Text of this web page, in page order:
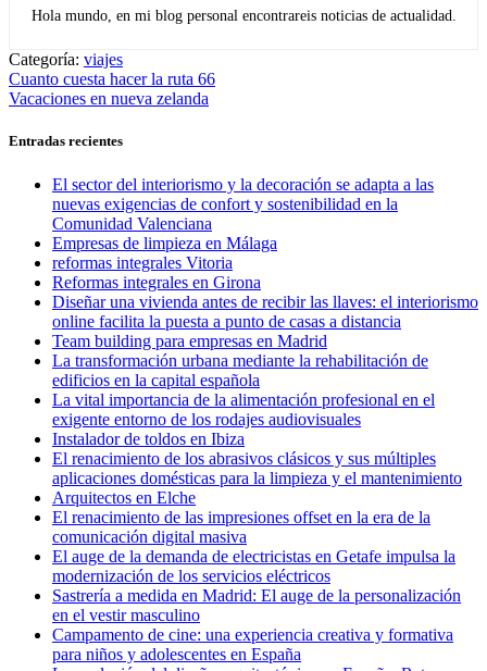
Hola mundo, en mi blog personal encontrareis noticias de actualidad.
Categoría: viajes
Navegación
de
entradas
Entrada
anterior:
Cuanto cuesta hacer la ruta 66
Entrada
Vacaciones en nueva zelanda
Entradas recientes
El sector del interiorismo y la decoración se adapta a las
nuevas exigencias de confort y sostenibilidad en la
Comunidad Valenciana
Empresas de limpieza en Málaga
reformas integrales Vitoria
Reformas integrales en Girona
Diseñar una vivienda antes de recibir las llaves: el interiorismo
online facilita la puesta a punto de casas a distancia
Team building para empresas en Madrid
La transformación urbana mediante la rehabilitación de
edificios en la capital española
La vital importancia de la alimentación profesional en el
exigente entorno de los rodajes audiovisuales
Instalador de toldos en Ibiza
El renacimiento de los abrasivos clásicos y sus múltiples
aplicaciones domésticas para la limpieza y el mantenimiento
Arquitectos en Elche
El renacimiento de las impresiones offset en la era de la
comunicación digital masiva
El auge de la demanda de electricistas en Getafe impulsa la
modernización de los servicios eléctricos
Sastrería a medida en Madrid: El auge de la personalización
en el vestir masculino
Campamento de cine: una experiencia creativa y formativa
para niños y adolescentes en España